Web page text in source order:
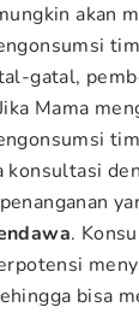
akan
gatal,
Mama
konsultasi
.
bisa